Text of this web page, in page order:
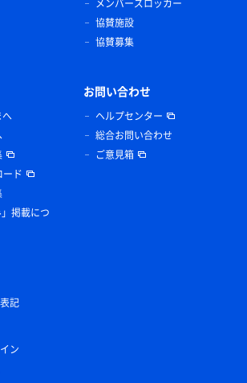
メンバーズロッカー
協賛施設
協賛募集
へ
ード
掲載につ
お問い合わせ
ヘルプセンター
総合お問い合わせ
ご意見箱
記
ン